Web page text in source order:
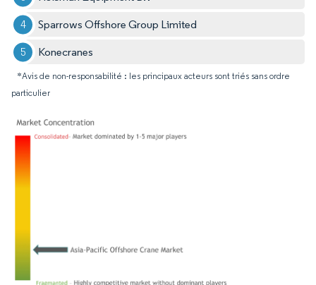
Sparrows Offshore Group Limited
Konecranes
*Avis de non-responsabilité : les principaux acteurs sont triés sans ordre
particulier